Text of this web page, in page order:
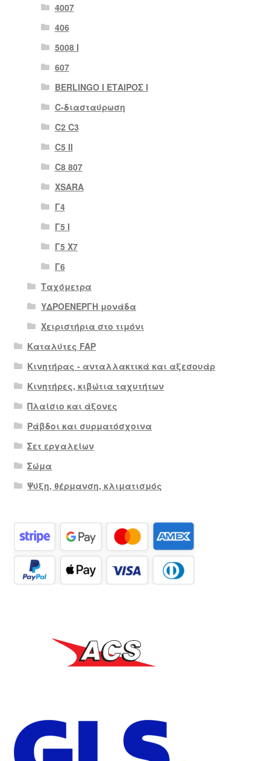
4007
406
5008 Ι
607
BERLINGO I ΕΤΑΙΡΟΣ Ι
C-διασταύρωση
C2 C3
C5 II
C8 807
XSARA
Γ4
Γ5 Ι
Γ5 Χ7
Γ6
Ταχόμετρα
ΥΔΡΟΕΝΕΡΓΗ μονάδα
Χειριστήρια στο τιμόνι
Καταλύτες FAP
Κινητήρας - ανταλλακτικά και αξεσουάρ
Κινητήρες, κιβώτια ταχυτήτων
Πλαίσιο και άξονες
Ράβδοι και συρματόσχοινα
Σετ εργαλείων
Σώμα
Ψύξη, θέρμανση, κλιματισμός